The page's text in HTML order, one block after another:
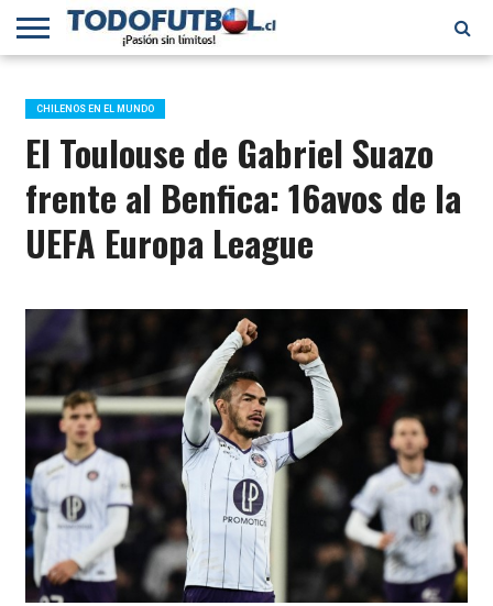
PRIMERA
B
SELECCIÓN
CHILENA
CHILENOS
EN EL
MUNDO
FÚTBOL
INTERNACIONAL
CHILENOS EN EL MUNDO
El Toulouse de Gabriel Suazo
frente al Benfica: 16avos de la
UEFA Europa League